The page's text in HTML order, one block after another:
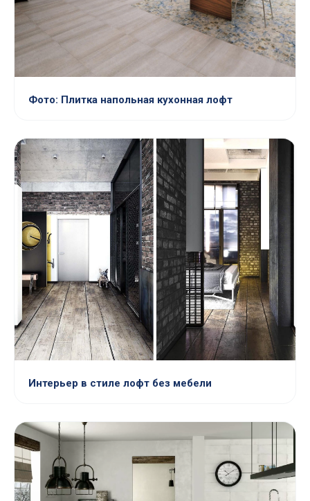
Фото: Плитка напольная кухонная лофт
Интерьер в стиле лофт без мебели